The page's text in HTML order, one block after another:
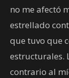
no me afectó
estrellado
que tuvo que
estructurales.
contrario al